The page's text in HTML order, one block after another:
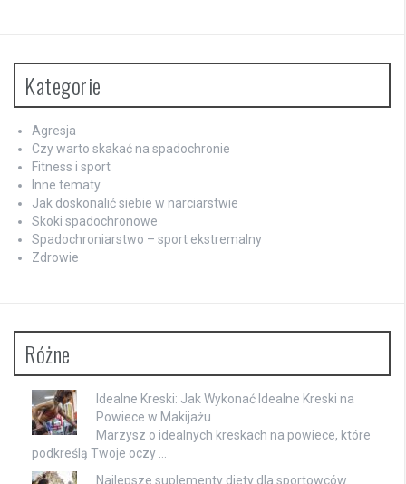
Kategorie
Agresja
Czy warto skakać na spadochronie
Fitness i sport
Inne tematy
Jak doskonalić siebie w narciarstwie
Skoki spadochronowe
Spadochroniarstwo – sport ekstremalny
Zdrowie
Różne
Idealne Kreski: Jak Wykonać Idealne Kreski na
Powiece w Makijażu
Marzysz o idealnych kreskach na powiece, które
podkreślą Twoje oczy …
Najlepsze suplementy diety dla sportowców